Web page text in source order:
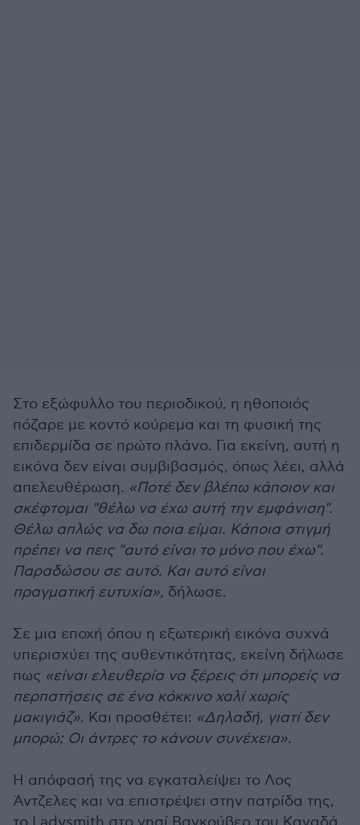
Στο εξώφυλλο του περιοδικού, η ηθοποιός
πόζαρε με κοντό κούρεμα και τη φυσική της
επιδερμίδα σε πρώτο πλάνο. Για εκείνη, αυτή η
εικόνα δεν είναι συμβιβασμός, όπως λέει, αλλά
απελευθέρωση. «Ποτέ δεν βλέπω κάποιον και
σκέφτομαι "θέλω να έχω αυτή την εμφάνιση".
Θέλω απλώς να δω ποια είμαι. Κάποια στιγμή
πρέπει να πεις "αυτό είναι το μόνο που έχω".
Παραδώσου σε αυτό. Και αυτό είναι
πραγματική ευτυχία», δήλωσε.
Σε μια εποχή όπου η εξωτερική εικόνα συχνά
υπερισχύει της αυθεντικότητας, εκείνη δήλωσε
πως «είναι ελευθερία να ξέρεις ότι μπορείς να
περπατήσεις σε ένα κόκκινο χαλί χωρίς
μακιγιάζ». Και προσθέτει: «Δηλαδή, γιατί δεν
μπορώ; Οι άντρες το κάνουν συνέχεια».
Η απόφασή της να εγκαταλείψει το Λος
Άντζελες και να επιστρέψει στην πατρίδα της,